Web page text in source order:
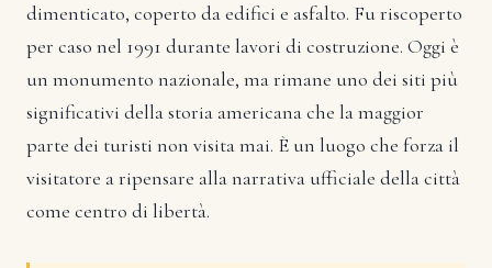
dimenticato, coperto da edifici e asfalto. Fu riscoperto
per caso nel 1991 durante lavori di costruzione. Oggi è
un monumento nazionale, ma rimane uno dei siti più
significativi della storia americana che la maggior
parte dei turisti non visita mai. È un luogo che forza il
visitatore a ripensare alla narrativa ufficiale della città
come centro di libertà.